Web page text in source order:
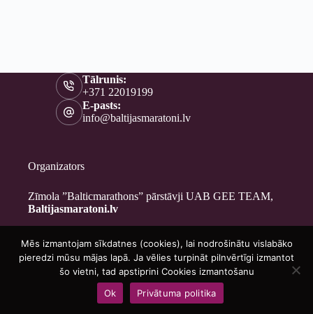
Tālrunis:
+371 22019199
E-pasts:
info@baltijasmaratoni.lv
Organizators
Zīmola ”Balticmarathons” pārstāvji UAB GEE TEAM,
Baltijasmaratoni.lv
Kontakti
Par mums
Brīvprātīgajiem
Privātuma politika
Copyright © 2026 - Baltijasmaratoni.lv
Mēs izmantojam sīkdatnes (cookies), lai nodrošinātu vislabāko
pieredzi mūsu mājas lapā. Ja vēlies turpināt pilnvērtīgi izmantot
šo vietni, tad apstiprini Cookies izmantošanu
Ok
Privātuma politika